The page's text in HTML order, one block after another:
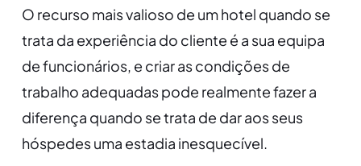
O recurso mais valioso de um hotel quando se
trata da experiência do cliente é a sua equipa
de funcionários, e criar as condições de
trabalho adequadas pode realmente fazer a
diferença quando se trata de dar aos seus
hóspedes uma estadia inesquecível.